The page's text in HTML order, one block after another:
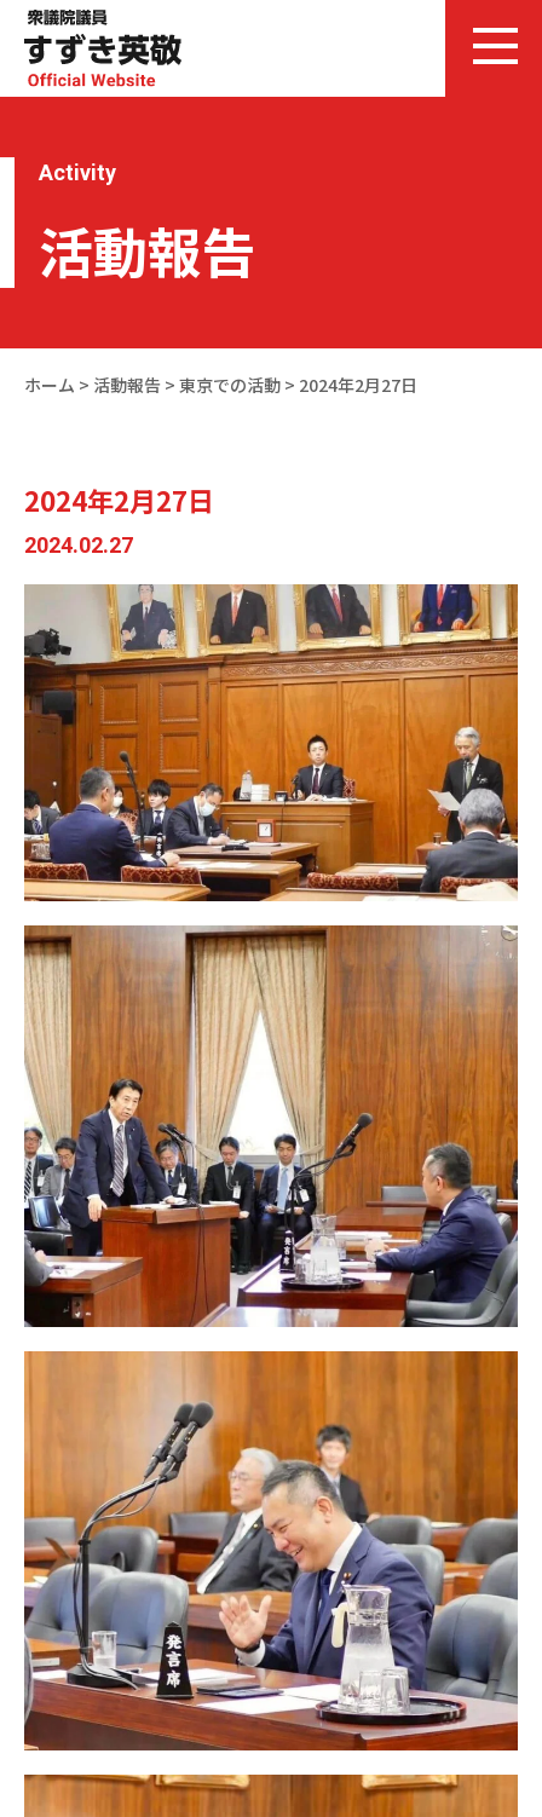
Activity
活動報告
ホーム > 活動報告 > 東京での活動 > 2024年2月27日
2024年2月27日
2024.02.27